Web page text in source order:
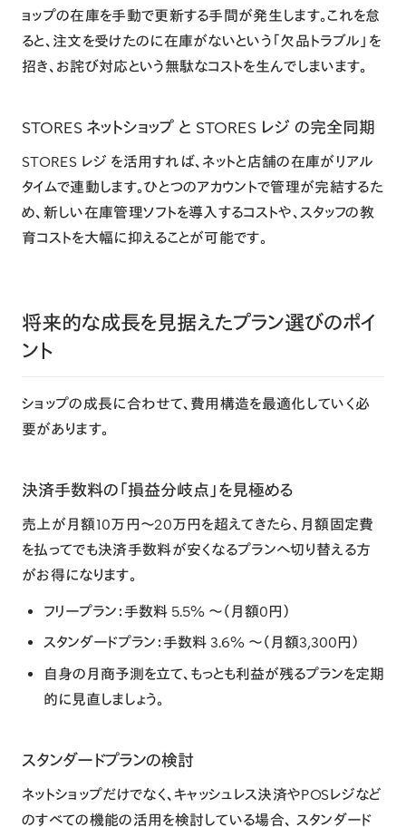
ョップの在庫を手動で更新する手間が発生します。これを怠
ると、注文を受けたのに在庫がないという「欠品トラブル」を
招き、お詫び対応という無駄なコストを生んでしまいます。
STORES ネットショップ と STORES レジ の完全同期
STORES レジ を活用すれば、ネットと店舗の在庫がリアル
タイムで連動します。ひとつのアカウントで管理が完結するた
め、新しい在庫管理ソフトを導入するコストや、スタッフの教
育コストを大幅に抑えることが可能です。
将来的な成長を見据えたプラン選びのポイ
ント
ショップの成長に合わせて、費用構造を最適化していく必
要があります。
決済手数料の「損益分岐点」を見極める
売上が月額10万円〜20万円を超えてきたら、月額固定費
を払ってでも決済手数料が安くなるプランへ切り替える方
がお得になります。
フリープラン ：手数料 5.5% 〜（月額0円）
スタンダードプラン ：手数料 3.6% 〜（月額3,300円）
自身の月商予測を立て、もっとも利益が残るプランを定期
的に見直しましょう。
スタンダードプランの検討
ネットショップだけでなく、キャッシュレス決済やPOSレジなど
のすべての機能の活用を検討している場合、 スタンダード